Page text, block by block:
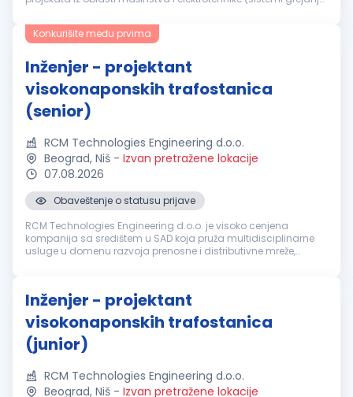
elektroinstala...
Konkurišite među prvima
Inženjer - projektant
visokonaponskih trafostanica
(senior)
RCM Technologies Engineering d.o.o.
Beograd, Niš - Izvan pretražene lokacije
07.08.2026
Obaveštenje o statusu prijave
RCM Technologies Engineering d.o.o. je visoko cenjena
kompanija sa središtem u SAD koja pruža multidisciplinarne
usluge u domenu razvoja prenosne i distributivne mreže,
Inženjer - projektant
visokonaponskih trafostanica
(junior)
RCM Technologies Engineering d.o.o.
Beograd, Niš - Izvan pretražene lokacije